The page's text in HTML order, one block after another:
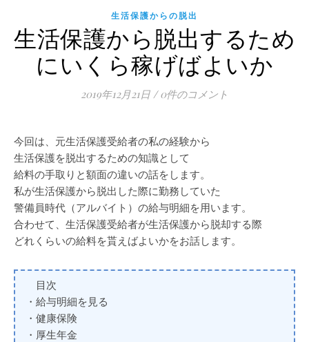
生活保護からの脱出
生活保護から脱出するため
にいくら稼げばよいか
2019年12月21日 / 0件のコメント
今回は、元生活保護受給者の私の経験から
生活保護を脱出するための知識として
給料の手取りと額面の違いの話をします。
私が生活保護から脱出した際に勤務していた
警備員時代（アルバイト）の給与明細を用います。
合わせて、生活保護受給者が生活保護から脱却する際
どれくらいの給料を貰えばよいかをお話します。
目次
・給与明細を見る
・健康保険
・厚生年金